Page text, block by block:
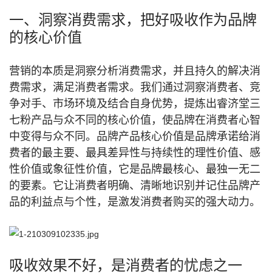
一、洞察消费需求，把好吸收作为品牌
的核心价值
营销的本质是洞察分析消费需求，并且持久的解决消
费需求，满足消费者需求。 我们通过洞察消费者、竞
争对手、市场环境及结合自身优势，提炼出睿济堂三
七粉产品与众不同的核心价值，使品牌在消费者心智
中变得与众不同。 品牌产品核心价值是品牌承诺给消
费者的最主要、最具差异性与持续性的理性价值、感
性价值或象征性价值，它是品牌最核心、最独一无二
的要素。它让消费者明确、清晰地识别并记住品牌产
品的利益点与个性，是激发消费者购买的强大动力。
吸收效果不好，是消费者的忧虑之一